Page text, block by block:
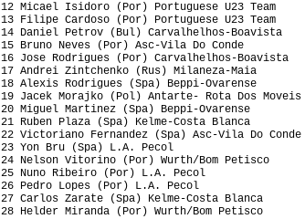
12 Micael Isidoro (Por) Portuguese
13 Filipe Cardoso (Por) Portuguese
14 Daniel Petrov (Bul) Carvalhelhos-
15 Bruno Neves (Por) Asc-Vila
16 Jose Rodrigues (Por)
17 Andrei Zintchenko (Rus)
18 Alexis Rodrigues (Spa) Beppi-
19 Jacek Morajko (Pol) Antarte- Rota
20 Miguel Martinez (Spa) Beppi-
21 Ruben Plaza (Spa) Kelme-
22 Victoriano Fernandez (Spa) Asc-Vila
23 Yon Bru (Spa) L.A.
24 Nelson Vitorino (Por) Wurth/
25 Nuno Ribeiro (Por) L.A.
26 Pedro Lopes (Por) L.A.
27 Carlos Zarate (Spa) Kelme-
28 Helder Miranda (Por) Wurth/